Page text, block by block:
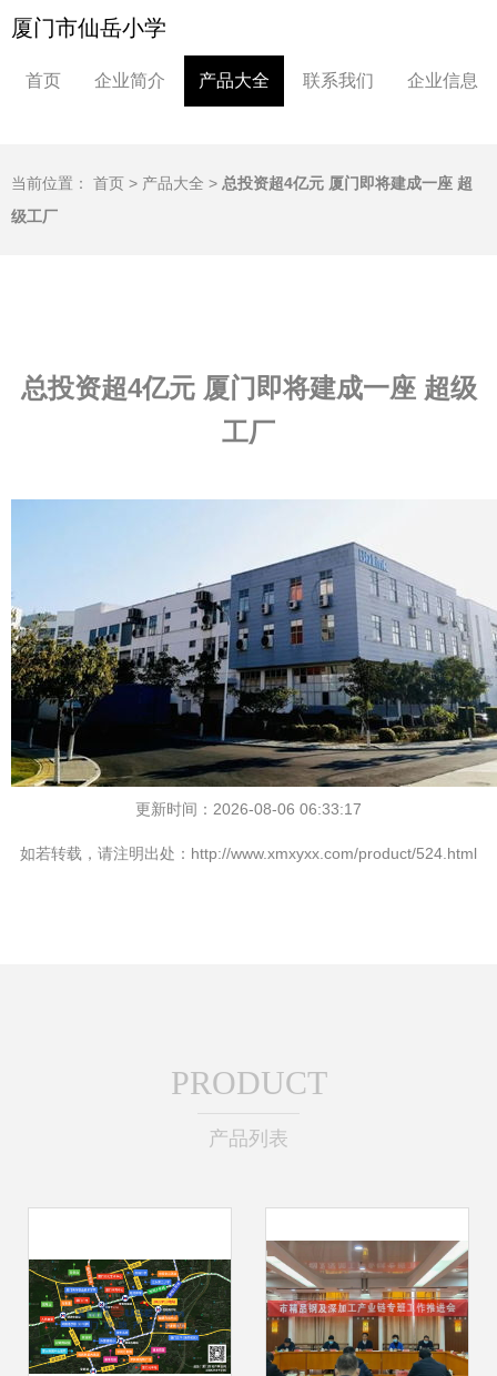
厦门市仙岳小学
首页 企业简介 产品大全 联系我们 企业信息
当前位置： 首页 > 产品大全 > 总投资超4亿元 厦门即将建成一座 超
级工厂
总投资超4亿元 厦门即将建成一座 超级
工厂
更新时间：2026-08-06 06:33:17
如若转载，请注明出处：http://www.xmxyxx.com/product/524.html
PRODUCT
产品列表